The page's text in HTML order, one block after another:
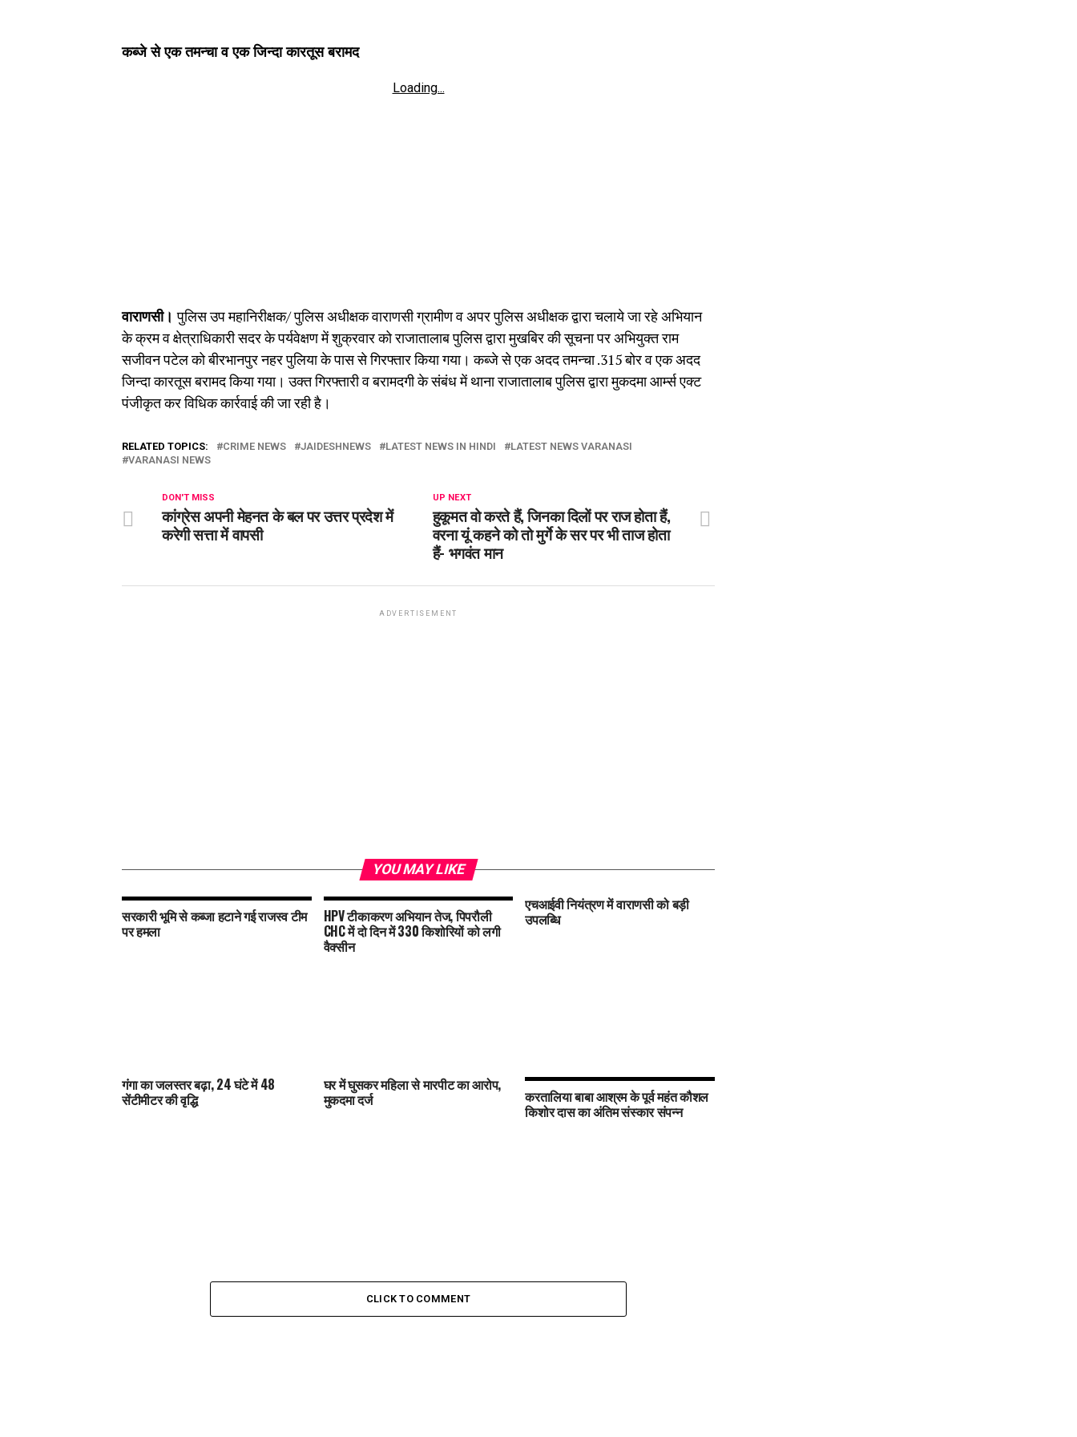
कब्जे से एक तमन्चा व एक जिन्दा कारतूस बरामद
Loading...
वाराणसी।पुलिस उप महानिरीक्षक/ पुलिस अधीक्षक वाराणसी ग्रामीण व अपर पुलिस अधीक्षक द्वारा चलाये जा रहे अभियान
के क्रम व क्षेत्राधिकारी सदर के पर्यवेक्षण में शुक्रवार को राजातालाब पुलिस द्वारा मुखबिर की सूचना पर अभियुक्त राम
सजीवन पटेल को बीरभानपुर नहर पुलिया के पास से गिरफ्तार किया गया। कब्जे से एक अदद तमन्चा .315 बोर व एक अदद
जिन्दा कारतूस बरामद किया गया। उक्त गिरफ्तारी व बरामदगी के संबंध में थाना राजातालाब पुलिस द्वारा मुकदमा आर्म्स एक्ट
पंजीकृत कर विधिक कार्रवाई की जा रही है।
RELATED TOPICS: CRIME NEWS JAIDESHNEWS LATEST NEWS IN HINDI
LATEST NEWS VARANASI
VARANASI NEWS
UP NEXT
हुकूमत वो करते हैं, जिनका दिलों पर राज होता हैं,
वरना यूं कहने को तो मुर्गे के सर पर भी ताज होता
हैं- भगवंत मान
DON'T MISS
कांग्रेस अपनी मेहनत के बल पर उत्तर प्रदेश में
करेगी सत्ता में वापसी
ADVERTISEMENT
YOU MAY LIKE
सरकारी भूमि से कब्जा हटाने गई राजस्व टीम
पर हमला
HPV टीकाकरण अभियान तेज, पिपरौली
CHC में दो दिन में 330 किशोरियों को लगी
वैक्सीन
एचआईवी नियंत्रण में वाराणसी को बड़ी
उपलब्धि
गंगा का जलस्तर बढ़ा, 24 घंटे में 48
सेंटीमीटर की वृद्धि
घर में घुसकर महिला से मारपीट का आरोप,
मुकदमा दर्ज करतालिया बाबा आश्रम के पूर्व महंत कौशल
किशोर दास का अंतिम संस्कार संपन्न
CLICK TO COMMENT